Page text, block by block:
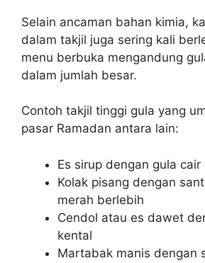
Selain ancaman bahan kimia,
dalam takjil juga sering kali
menu berbuka mengandung
dalam jumlah besar.
Contoh takjil tinggi gula yang
pasar Ramadan antara lain:
Es sirup dengan gula cair
Kolak pisang dengan
merah berlebih
Cendol atau es dawet
kental
Martabak manis dengan